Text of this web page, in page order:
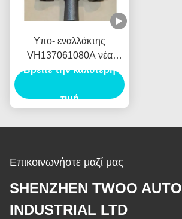
Υπο- εναλλάκτης
VH137061080A νέα
Ολλανδία E385 E215
Assy ζυγωμάτων για
Βρείτε την καλύτερη
τιμή
Επικοινωνήστε μαζί μας
SHENZHEN TWOO AUTO
INDUSTRIAL LTD